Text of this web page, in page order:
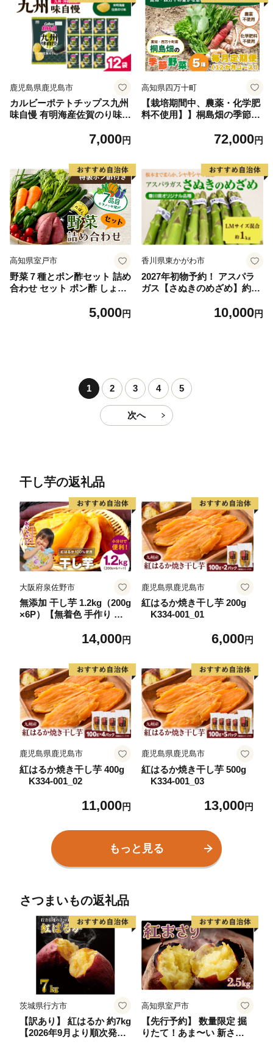
鹿児島県鹿児島市
カルビーポテトチップス九州
味自慢 有明海産佐賀のり味 1
7,000円
高知県四万十町
【栽培期間中、農薬・化学肥
料不使用】】桐島畑の季節野
2か月コース)／Rfkh-A02
72,000円
高知県室戸市
野菜７種とポン酢セット 詰め
合わせ セット ポン酢 しょう
ス 野菜スープ 惣菜 BBQ バ
5,000円
香川県東かがわ市
2027年初物予約！ アスパラ
ガス【さぬきのめざめ】約1k
10,000円
1 2 3 4 5
次へ
干し芋の返礼品
大阪府泉佐野市
無添加 干し芋 1.2kg（200g
×6P）【無着色 手作り 小
ほしいも 干しいも 紅はる
14,000円
鹿児島県鹿児島市
紅はるか焼き干し芋 200g
K334-001_01
6,000円
鹿児島県鹿児島市
紅はるか焼き干し芋 400g
K334-001_02
11,000円
鹿児島県鹿児島市
紅はるか焼き干し芋 500g
K334-001_03
13,000円
もっと見る
さつまいもの返礼品
茨城県行方市
【訳あり】 紅はるか 約7kg
【2026年9月より順次発
高知県室戸市
【先行予約】 数量限定 掘
りたて！あま〜い 新さつ